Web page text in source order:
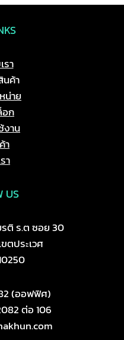
รา
ค้า
น่าย
อก
งาน
า
า
US
ติ ร.ต ซอย 30
ตประเวศ
(ออฟฟิศ)
ต่อ 106